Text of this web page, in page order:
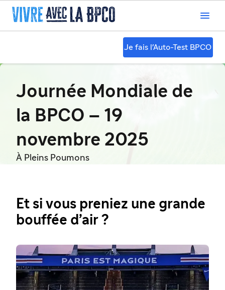
Je fais l'Auto-Test BPCO

Journée Mondiale de
la BPCO – 19
novembre 2025
À Pleins Poumons
Et si vous preniez une grande
bouffée d’air ?